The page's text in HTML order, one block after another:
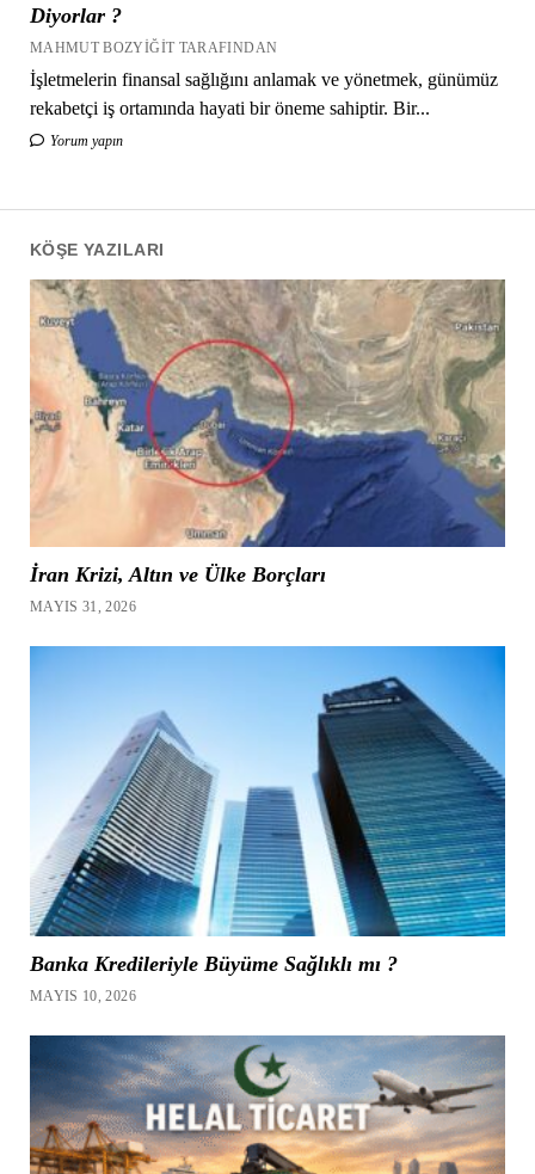
Diyorlar ?
MAHMUT BOZYIĞIT TARAFINDAN
İşletmelerin finansal sağlığını anlamak ve yönetmek, günümüz
rekabetçi iş ortamında hayati bir öneme sahiptir. Bir...
Yorum yapın
KÖŞE YAZILARI
İran Krizi, Altın ve Ülke Borçları
MAYIS 31, 2026
Banka Kredileriyle Büyüme Sağlıklı mı ?
MAYIS 10, 2026